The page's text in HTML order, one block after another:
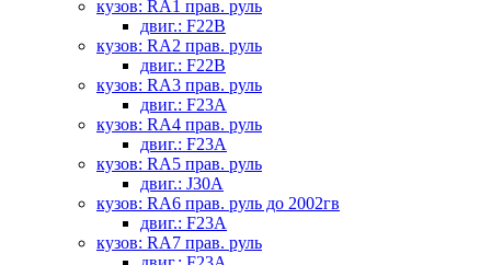
кузов: RA1 прав. руль
двиг.: F22B
кузов: RA2 прав. руль
двиг.: F22B
кузов: RA3 прав. руль
двиг.: F23A
кузов: RA4 прав. руль
двиг.: F23A
кузов: RA5 прав. руль
двиг.: J30A
кузов: RA6 прав. руль до 2002гв
двиг.: F23A
кузов: RA7 прав. руль